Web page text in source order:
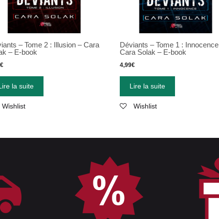
– Tome 2 : Illusion – Cara
– E-book
€
la suite
Wishlist
Déviants – Tome 1 :
Cara Solak – E-book
4,99€
Lire la suite
Wishlist